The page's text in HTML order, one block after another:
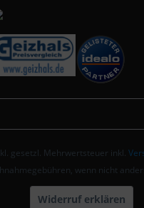
gesetzl. Mehrwertsteuer inkl.
wenn nicht
Widerruf erklären